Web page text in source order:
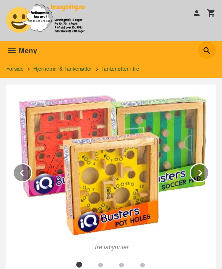
innholdet
Meny
Forside Hjernetrim & Tankenøtter Tankenøtter i tre
Tre labyrinter
Prev